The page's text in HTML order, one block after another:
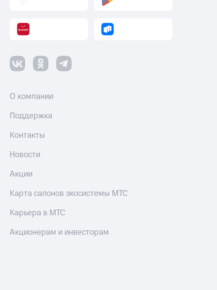
О компании
Поддержка
Контакты
Новости
Акции
Карта салонов экосистемы МТС
Карьера в МТС
Акционерам и инвесторам